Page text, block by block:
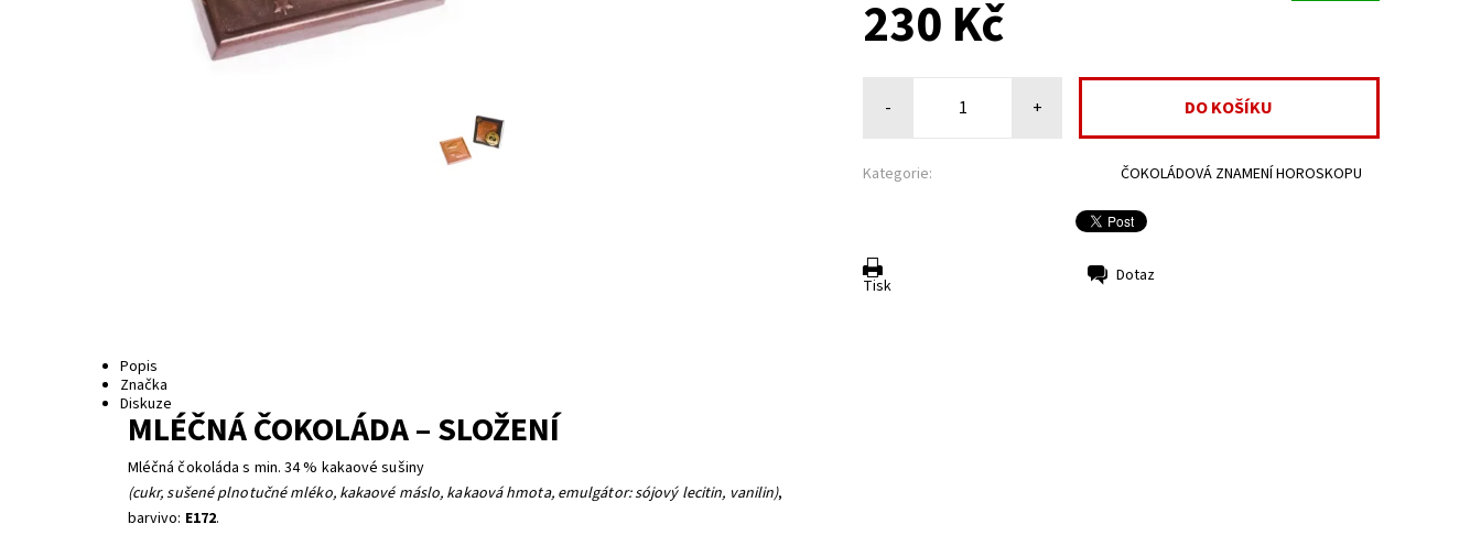
230 Kč
- +
Kategorie: ČOKOLÁDOVÁ ZNAMENÍ HOROSKOPU
Tisk Dotaz
Popis
Značka
Diskuze
MLÉČNÁ ČOKOLÁDA – SLOŽENÍ
Mléčná čokoláda s min. 34 % kakaové sušiny
(cukr, sušené plnotučné mléko, kakaové máslo, kakaová hmota, emulgátor: sójový lecitin, vanilin),
barvivo: E172.